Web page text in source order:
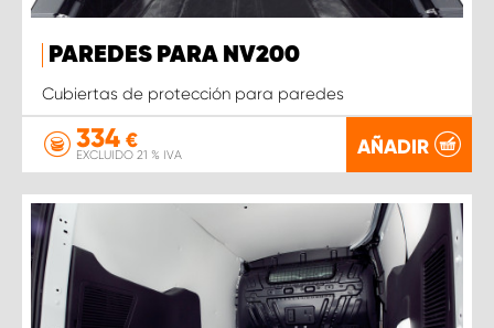
PAREDES PARA NV200
Cubiertas de protección para paredes
334 €
EXCLUIDO 21 % IVA AÑADIR